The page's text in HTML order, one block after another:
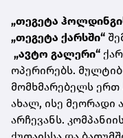
„თეგეტა
„თეგეტა ქარსში“
„ავტო გალერი“
ოპერირებს.
მომხმარებელს ერთ
ახალ, ისე
არჩევანს.